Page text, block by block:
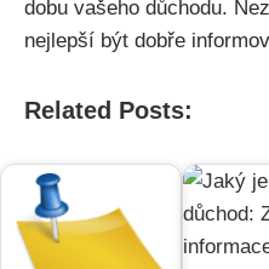
dobu vašeho důchodu.
nejlepší být dobře
Related Posts: